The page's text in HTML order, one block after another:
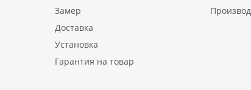
Замер
Доставка
Установка
Гарантия на товар